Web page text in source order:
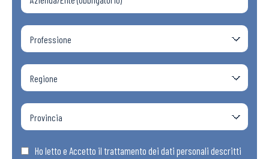
Ho letto e Accetto il trattamento dei dati personali descritti